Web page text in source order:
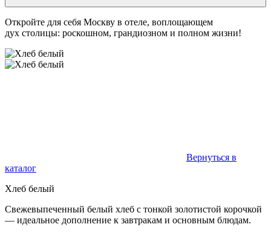
Откройте для себя Москву в отеле, воплощающем
дух столицы: роскошном, грандиозном и полном жизни!
Вернуться в
каталог
Хлеб белый
Свежевыпеченный белый хлеб с тонкой золотистой корочкой
— идеальное дополнение к завтракам и основным блюдам.